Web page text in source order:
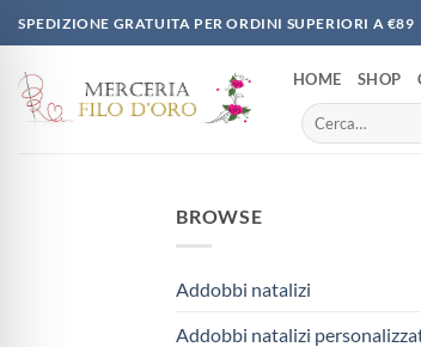
Salta
ai
contenuti
SPEDIZIONE GRATUITA PER ORDINI SUPERIORI A €89
HOME SHOP
Cerca:
BROWSE
Addobbi natalizi
Addobbi natalizi